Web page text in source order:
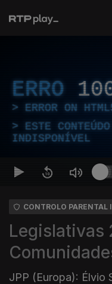
ERRO
ERROR ON
ESTE
INDISPONÍVEL
CONTROLO PARENTAL
Legislativas
JPP (Europa): Élvio